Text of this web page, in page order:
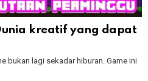
kreatif yang dapat
bukan lagi sekadar hiburan. Game ini